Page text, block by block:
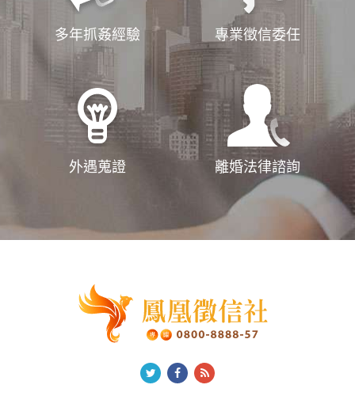
多年抓姦經驗 專業徵信委任
外遇蒐證 離婚法律諮詢